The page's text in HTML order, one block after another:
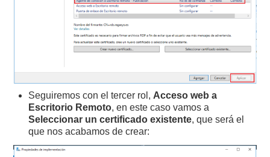
Seguiremos con el tercer rol, Acceso web a
Escritorio Remoto, en este caso vamos a
Seleccionar un certificado existente, que será el
que nos acabamos de crear: